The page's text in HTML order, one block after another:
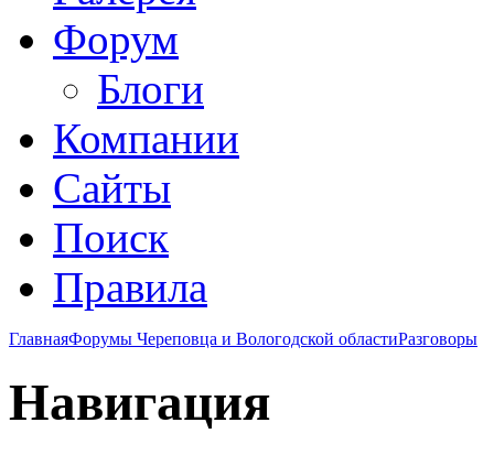
Форум
Блоги
Компании
Сайты
Поиск
Правила
ГлавнаяФорумы Череповца и Вологодской областиРазговоры
Навигация